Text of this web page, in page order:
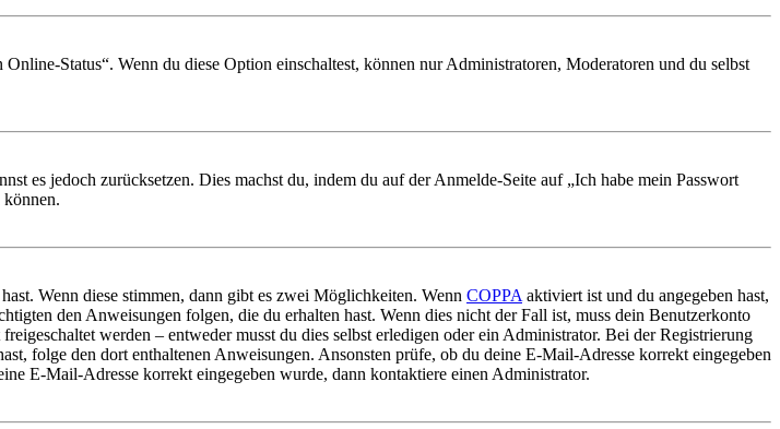
Status“. Wenn du diese Option einschaltest, können nur Administratoren, Moderatoren und du selbst
es jedoch zurücksetzen. Dies machst du, indem du auf der Anmelde-Seite auf „Ich habe mein Passwort
Wenn diese stimmen, dann gibt es zwei Möglichkeiten. Wenn COPPA aktiviert ist und du angegeben hast,
den Anweisungen folgen, die du erhalten hast. Wenn dies nicht der Fall ist, muss dein Benutzerkonto
werden – entweder musst du dies selbst erledigen oder ein Administrator. Bei der Registrierung
folge den dort enthaltenen Anweisungen. Ansonsten prüfe, ob du deine E-Mail-Adresse korrekt eingegeben
E-Mail-Adresse korrekt eingegeben wurde, dann kontaktiere einen Administrator.